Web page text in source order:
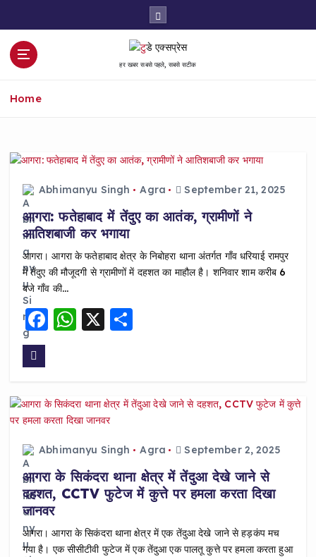
हर खबर सबसे पहले, सबसे सटीक
Home
Abhimanyu Singh Agra September 21, 2025
आगरा: फतेहाबाद में तेंदुए का आतंक, ग्रामीणों ने
आतिशबाजी कर भगाया
आगरा। आगरा के फतेहाबाद क्षेत्र के निबोहरा थाना अंतर्गत गाँव धरियाई रामपुर
में तेंदुए की मौजूदगी से ग्रामीणों में दहशत का माहौल है। शनिवार शाम करीब 6
बजे गाँव की…
F
b
o
o
k
W
A
p
p
X S
Abhimanyu Singh Agra September 2, 2025
आगरा के सिकंदरा थाना क्षेत्र में तेंदुआ देखे जाने से
दहशत, CCTV फुटेज में कुत्ते पर हमला करता दिखा
जानवर
आगरा। आगरा के सिकंदरा थाना क्षेत्र में एक तेंदुआ देखे जाने से हड़कंप मच
गया है। एक सीसीटीवी फुटेज में एक तेंदुआ एक पालतू कुत्ते पर हमला करता हुआ